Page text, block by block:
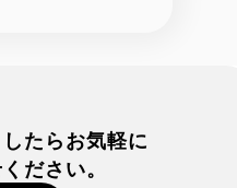
たらお気軽に
ださい。